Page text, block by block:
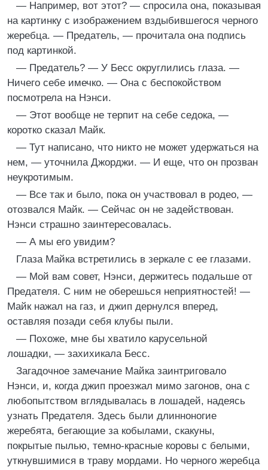
— Например, вот этот? — спросила она, показывая
на картинку с изображением вздыбившегося черного
жеребца. — Предатель, — прочитала она подпись
под картинкой.
— Предатель? — У Бесс округлились глаза. —
Ничего себе имечко. — Она с беспокойством
посмотрела на Нэнси.
— Этот вообще не терпит на себе седока, —
коротко сказал Майк.
— Тут написано, что никто не может удержаться на
нем, — уточнила Джорджи. — И еще, что он прозван
неукротимым.
— Все так и было, пока он участвовал в родео, —
отозвался Майк. — Сейчас он не задействован.
Нэнси страшно заинтересовалась.
— А мы его увидим?
Глаза Майка встретились в зеркале с ее глазами.
— Мой вам совет, Нэнси, держитесь подальше от
Предателя. С ним не оберешься неприятностей! —
Майк нажал на газ, и джип дернулся вперед,
оставляя позади себя клубы пыли.
— Похоже, мне бы хватило карусельной
лошадки, — захихикала Бесс.
Загадочное замечание Майка заинтриговало
Нэнси, и, когда джип проезжал мимо загонов, она с
любопытством вглядывалась в лошадей, надеясь
узнать Предателя. Здесь были длинноногие
жеребята, бегающие за кобылами, скакуны,
покрытые пылью, темно-красные коровы с белыми,
уткнувшимися в траву мордами. Но черного жеребца